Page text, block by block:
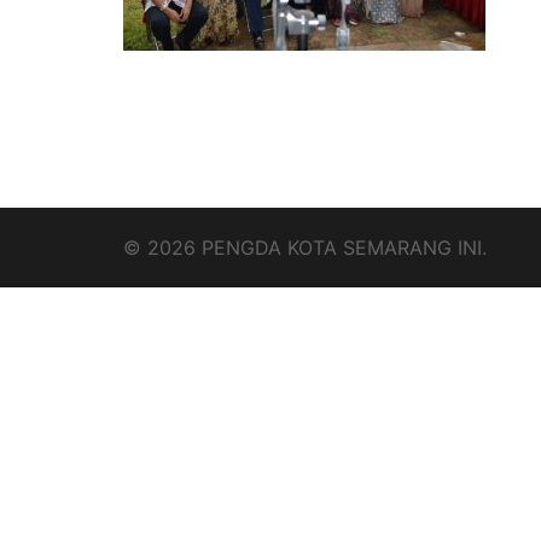
© 2026 PENGDA KOTA SEMARANG INI.